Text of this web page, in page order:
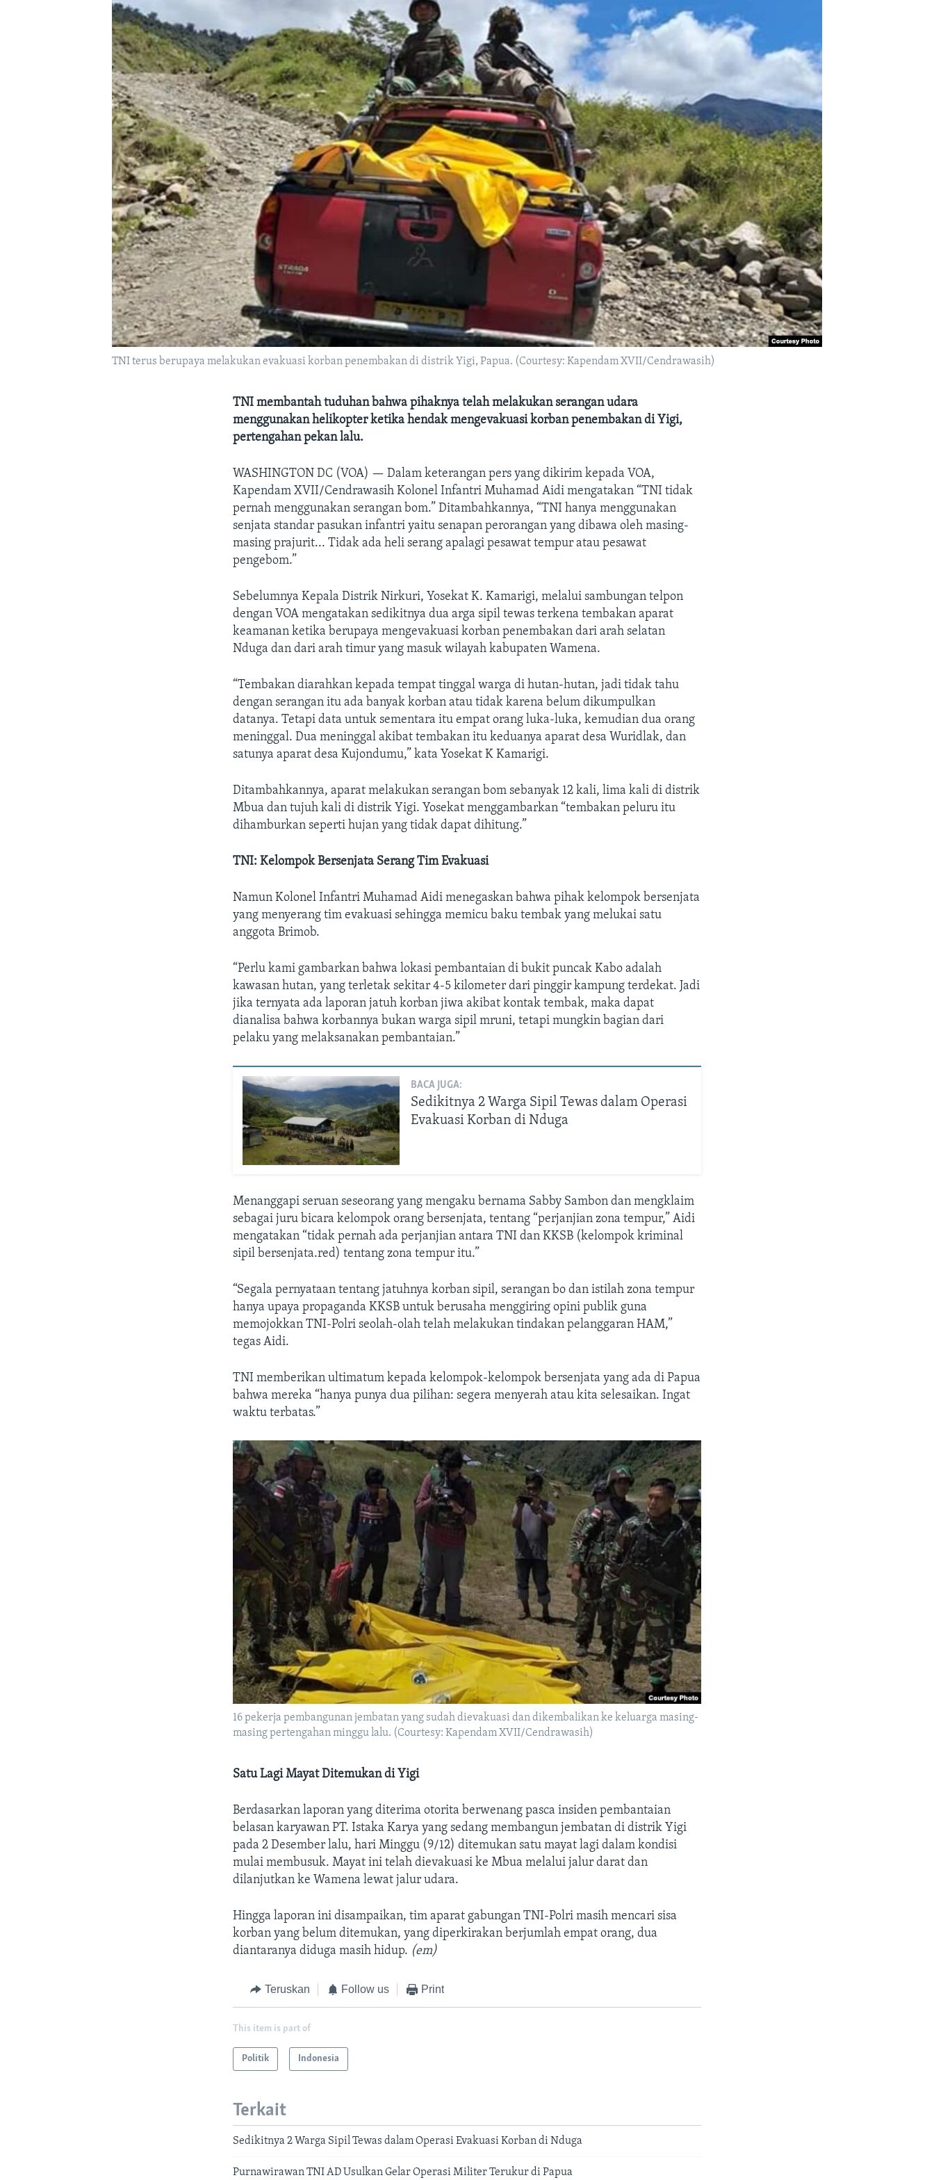
TNI terus berupaya melakukan evakuasi korban penembakan di distrik Yigi, Papua. (Courtesy: Kapendam XVII/Cendrawasih)
TNI membantah tuduhan bahwa pihaknya telah melakukan serangan udara
menggunakan helikopter ketika hendak mengevakuasi korban penembakan di Yigi,
pertengahan pekan lalu.
WASHINGTON DC (VOA) —Dalam keterangan pers yang dikirim kepada VOA,
Kapendam XVII/Cendrawasih Kolonel Infantri Muhamad Aidi mengatakan “TNI tidak
pernah menggunakan serangan bom.” Ditambahkannya, “TNI hanya menggunakan
senjata standar pasukan infantri yaitu senapan perorangan yang dibawa oleh masing-
masing prajurit... Tidak ada heli serang apalagi pesawat tempur atau pesawat
pengebom.”
Sebelumnya Kepala Distrik Nirkuri, Yosekat K. Kamarigi, melalui sambungan telpon
dengan VOA mengatakan sedikitnya dua arga sipil tewas terkena tembakan aparat
keamanan ketika berupaya mengevakuasi korban penembakan dari arah selatan
Nduga dan dari arah timur yang masuk wilayah kabupaten Wamena.
“Tembakan diarahkan kepada tempat tinggal warga di hutan-hutan, jadi tidak tahu
dengan serangan itu ada banyak korban atau tidak karena belum dikumpulkan
datanya. Tetapi data untuk sementara itu empat orang luka-luka, kemudian dua orang
meninggal. Dua meninggal akibat tembakan itu keduanya aparat desa Wuridlak, dan
satunya aparat desa Kujondumu,” kata Yosekat K Kamarigi.
Ditambahkannya, aparat melakukan serangan bom sebanyak 12 kali, lima kali di distrik
Mbua dan tujuh kali di distrik Yigi. Yosekat menggambarkan “tembakan peluru itu
dihamburkan seperti hujan yang tidak dapat dihitung.”
TNI: Kelompok Bersenjata Serang Tim Evakuasi
Namun Kolonel Infantri Muhamad Aidi menegaskan bahwa pihak kelompok bersenjata
yang menyerang tim evakuasi sehingga memicu baku tembak yang melukai satu
anggota Brimob.
“Perlu kami gambarkan bahwa lokasi pembantaian di bukit puncak Kabo adalah
kawasan hutan, yang terletak sekitar 4-5 kilometer dari pinggir kampung terdekat. Jadi
jika ternyata ada laporan jatuh korban jiwa akibat kontak tembak, maka dapat
dianalisa bahwa korbannya bukan warga sipil mruni, tetapi mungkin bagian dari
pelaku yang melaksanakan pembantaian.”
BACA JUGA:
Sedikitnya 2 Warga Sipil Tewas dalam Operasi
Evakuasi Korban di Nduga
Menanggapi seruan seseorang yang mengaku bernama Sabby Sambon dan mengklaim
sebagai juru bicara kelompok orang bersenjata, tentang “perjanjian zona tempur,” Aidi
mengatakan “tidak pernah ada perjanjian antara TNI dan KKSB (kelompok kriminal
sipil bersenjata.red) tentang zona tempur itu.”
“Segala pernyataan tentang jatuhnya korban sipil, serangan bo dan istilah zona tempur
hanya upaya propaganda KKSB untuk berusaha menggiring opini publik guna
memojokkan TNI-Polri seolah-olah telah melakukan tindakan pelanggaran HAM,”
tegas Aidi.
TNI memberikan ultimatum kepada kelompok-kelompok bersenjata yang ada di Papua
bahwa mereka “hanya punya dua pilihan: segera menyerah atau kita selesaikan. Ingat
waktu terbatas.”
16 pekerja pembangunan jembatan yang sudah dievakuasi dan dikembalikan ke keluarga masing-
masing pertengahan minggu lalu. (Courtesy: Kapendam XVII/Cendrawasih)
Satu Lagi Mayat Ditemukan di Yigi
Berdasarkan laporan yang diterima otorita berwenang pasca insiden pembantaian
belasan karyawan PT. Istaka Karya yang sedang membangun jembatan di distrik Yigi
pada 2 Desember lalu, hari Minggu (9/12) ditemukan satu mayat lagi dalam kondisi
mulai membusuk. Mayat ini telah dievakuasi ke Mbua melalui jalur darat dan
dilanjutkan ke Wamena lewat jalur udara.
Hingga laporan ini disampaikan, tim aparat gabungan TNI-Polri masih mencari sisa
korban yang belum ditemukan, yang diperkirakan berjumlah empat orang, dua
diantaranya diduga masih hidup. (em)
Teruskan Follow us Print
This item is part of
Politik Indonesia
Terkait
Sedikitnya 2 Warga Sipil Tewas dalam Operasi Evakuasi Korban di Nduga
Purnawirawan TNI AD Usulkan Gelar Operasi Militer Terukur di Papua